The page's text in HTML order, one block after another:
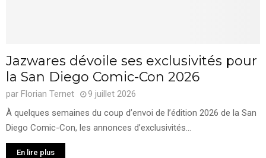
Jazwares dévoile ses exclusivités pour
la San Diego Comic-Con 2026
par Florian Ternet
9 juillet 2026
À quelques semaines du coup d’envoi de l’édition 2026 de la San
Diego Comic-Con, les annonces d’exclusivités...
En lire plus